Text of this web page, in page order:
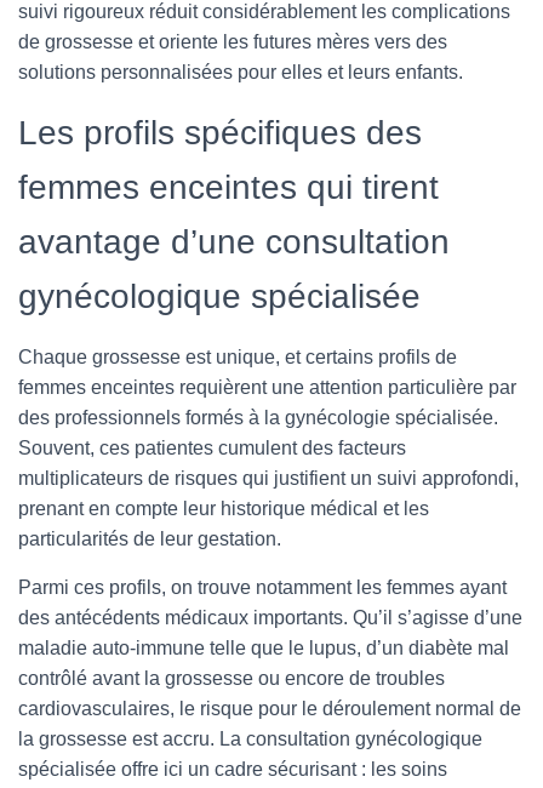
suivi rigoureux réduit considérablement les complications
de grossesse et oriente les futures mères vers des
solutions personnalisées pour elles et leurs enfants.
Les profils spécifiques des
femmes enceintes qui tirent
avantage d’une consultation
gynécologique spécialisée
Chaque grossesse est unique, et certains profils de
femmes enceintes requièrent une attention particulière par
des professionnels formés à la gynécologie spécialisée.
Souvent, ces patientes cumulent des facteurs
multiplicateurs de risques qui justifient un suivi approfondi,
prenant en compte leur historique médical et les
particularités de leur gestation.
Parmi ces profils, on trouve notamment les femmes ayant
des antécédents médicaux importants. Qu’il s’agisse d’une
maladie auto-immune telle que le lupus, d’un diabète mal
contrôlé avant la grossesse ou encore de troubles
cardiovasculaires, le risque pour le déroulement normal de
la grossesse est accru. La consultation gynécologique
spécialisée offre ici un cadre sécurisant : les soins